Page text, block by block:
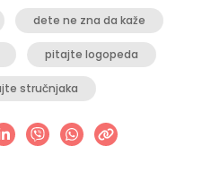
dete ne zna da kaže
pitajte logopeda
stručnjaka